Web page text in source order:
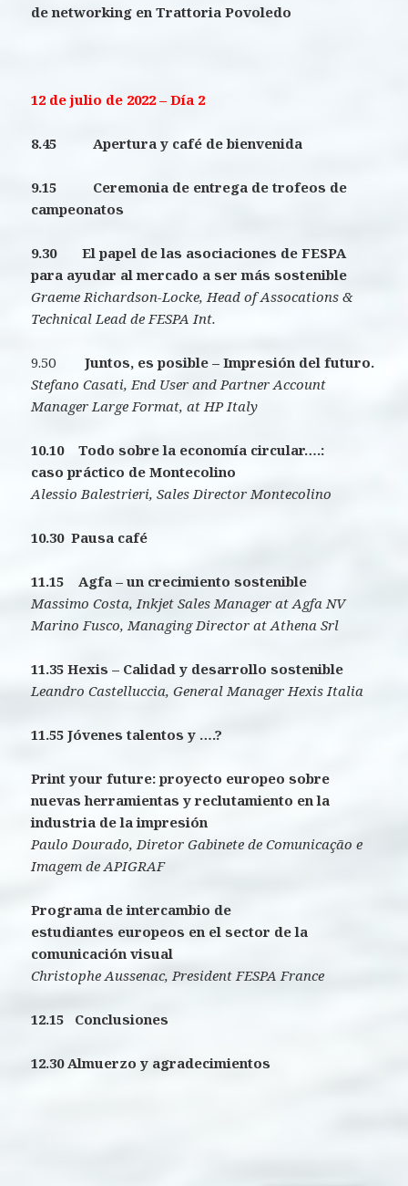
de networking en Trattoria Povoledo
12 de julio de 2022 – Día 2
8.45 Apertura y café de bienvenida
9.15 Ceremonia de entrega de trofeos de
campeonatos
9.30 El papel de las asociaciones de FESPA
para ayudar al mercado a ser más sostenible
Graeme Richardson-Locke, Head of Assocations &
Technical Lead de FESPA Int.
9.50Juntos, es posible – Impresión del futuro.
Stefano Casati, End User and Partner Account
Manager Large Format, at HP Italy
10.10 Todo sobre la economía circular….:
caso práctico de Montecolino
Alessio Balestrieri, Sales Director Montecolino
10.30 Pausa café
11.15 Agfa – un crecimiento sostenible
Massimo Costa, Inkjet Sales Manager at Agfa NV
Marino Fusco, Managing Director at Athena Srl
11.35Hexis – Calidad y desarrollo sostenible
Leandro Castelluccia, General Manager Hexis Italia
11.55 Jóvenes talentos y ….?
Print your future: proyecto europeo sobre
nuevas herramientas y reclutamiento en la
industria de la impresión
Paulo Dourado, Diretor Gabinete de Comunicação e
Imagem de APIGRAF
Programa de intercambio de
estudiantes europeos en el sector de la
comunicación visual
Christophe Aussenac, President FESPA France
12.15 Conclusiones
12.30 Almuerzo y agradecimientos